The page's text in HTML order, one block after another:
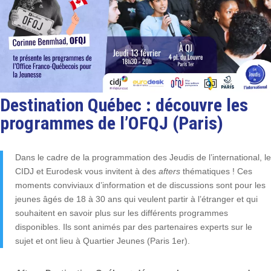
Destination Québec : découvre les
programmes de l’OFQJ (Paris)
Dans le cadre de la programmation des Jeudis de l’international, le
CIDJ et Eurodesk vous invitent à des afters thématiques ! Ces
moments conviviaux d’information et de discussions sont pour les
jeunes âgés de 18 à 30 ans qui veulent partir à l’étranger et qui
souhaitent en savoir plus sur les différents programmes
disponibles. Ils sont animés par des partenaires experts sur le
sujet et ont lieu à Quartier Jeunes (Paris 1er).